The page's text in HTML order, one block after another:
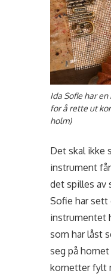
Ida Sofie har
for å rette ut
holm)
Det skal ikke
instrument
det spilles av
Sofie har
instrumentet
som har låst
seg på
kornetter fylt